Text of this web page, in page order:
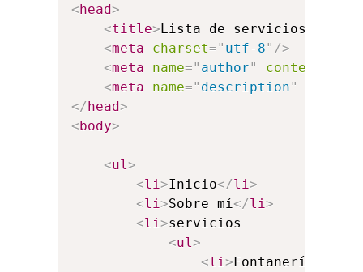
<head>
<title>Lista de servicios
<meta charset=" utf-8" />
<meta name=" author" content
<meta name=" description"
</head>
<body>
<ul>
<li>Inicio</li>
<li>Sobre mí</li>
<li>servicios
<ul>
<li>Fontanería